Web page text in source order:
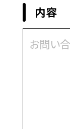
内容